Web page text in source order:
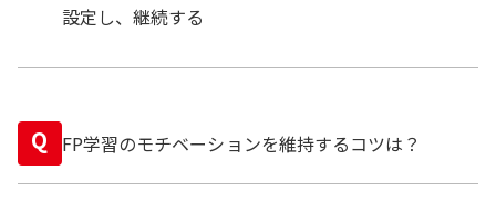
設定し、継続する
Q FP学習のモチベーションを維持するコツは？